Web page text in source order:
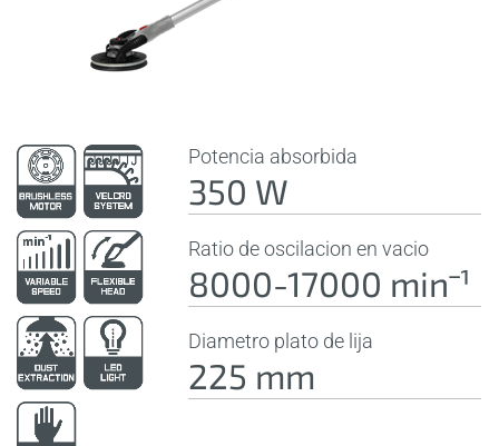
Potencia absorbida
350 W
Ratio de oscilacion en vacio
8000-17000 minˉ¹
Diametro plato de lija
225 mm